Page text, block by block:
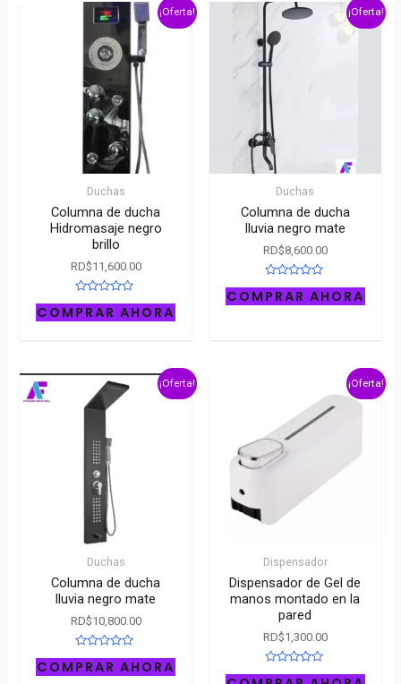
¡Oferta!
Duchas
Columna de ducha
Hidromasaje negro
brillo
RD$11,600.00
Rated
0
out
COMPRAR AHORA
¡Oferta!
Duchas
Columna de ducha
lluvia negro mate
RD$8,600.00
Rated
0
out
COMPRAR AHORA
¡Oferta!
Duchas
Columna de ducha
lluvia negro mate
RD$10,800.00
Rated
0
out
COMPRAR AHORA
¡Oferta!
Dispensador
Dispensador de Gel de
manos montado en la
pared
RD$1,300.00
Rated